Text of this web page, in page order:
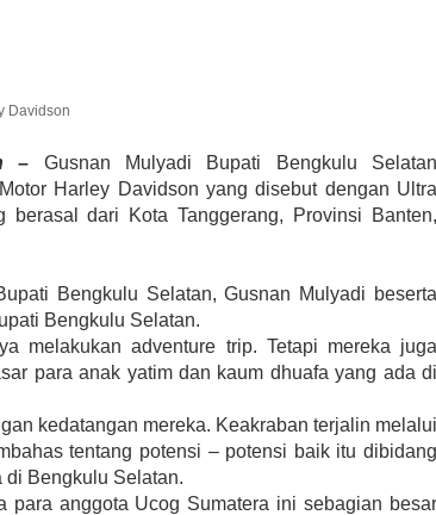
Davidson
– Gusnan Mulyadi Bupati Bengkulu Selatan
Harley Davidson yang disebut dengan Ultra
dari Kota Tanggerang, Provinsi Banten,
Bengkulu Selatan, Gusnan Mulyadi beserta
Bengkulu Selatan.
melakukan adventure trip. Tetapi mereka juga
para anak yatim dan kaum dhuafa yang ada di
kedatangan mereka. Keakraban terjalin melalui
tentang potensi – potensi baik itu dibidang
di Bengkulu Selatan.
para anggota Ucog Sumatera ini sebagian besar